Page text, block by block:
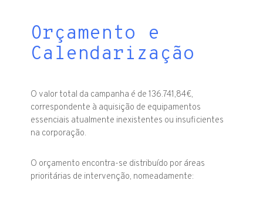
Orçamento e
Calendarização
O valor total da campanha é de 136.741,84€,
correspondente à aquisição de equipamentos
essenciais atualmente inexistentes ou insuficientes
na corporação.
O orçamento encontra-se distribuído por áreas
prioritárias de intervenção, nomeadamente: